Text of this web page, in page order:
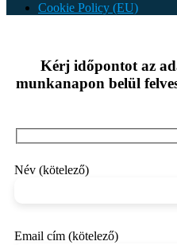
Cookie Policy (EU)
Kérj időpontot az
munkanapon belül
Név (kötelező)
Email cím (kötelező)